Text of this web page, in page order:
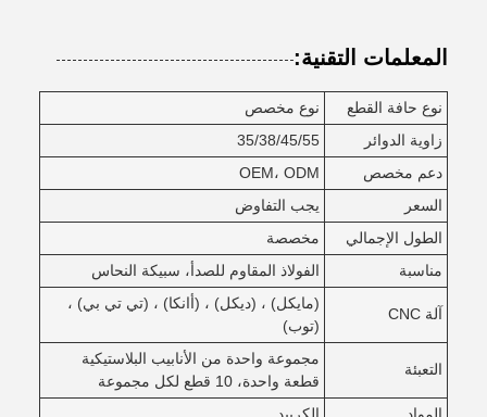
المعلمات التقنية:
نوع حافة القطع
نوع مخصص
زاوية الدوائر
35/38/45/55
دعم مخصص
OEM، ODM
السعر
يجب التفاوض
الطول الإجمالي
مخصصة
مناسبة
الفولاذ المقاوم للصدأ، سبيكة النحاس
آلة CNC
(مايكل) ، (ديكل) ، (أانكا) ، (تي تي بي) ،
(توب)
التعبئة
مجموعة واحدة من الأنابيب البلاستيكية
قطعة واحدة، 10 قطع لكل مجموعة